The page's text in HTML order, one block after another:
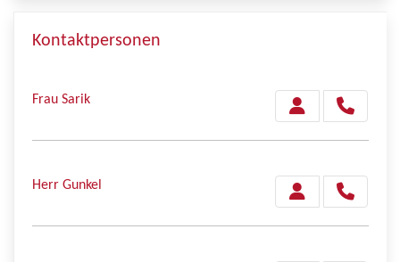
Kontaktpersonen
Frau Sarik
Herr Gunkel